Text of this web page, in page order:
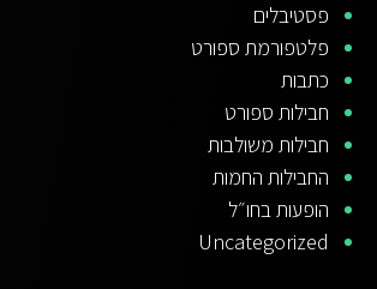
פסטיבלים
פלטפורמת ספורט
כתבות
חבילות ספורט
חבילות משולבות
החבילות החמות
הופעות בחו״ל
Uncategorized